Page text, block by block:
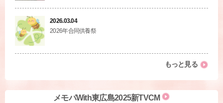
2026.03.04
2026年合同供養祭
もっと見る
メモパWith東広島2025新TVCM